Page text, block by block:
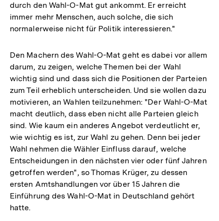
durch den Wahl-O-Mat gut ankommt. Er erreicht
immer mehr Menschen, auch solche, die sich
normalerweise nicht für Politik interessieren."
Den Machern des Wahl-O-Mat geht es dabei vor allem
darum, zu zeigen, welche Themen bei der Wahl
wichtig sind und dass sich die Positionen der Parteien
zum Teil erheblich unterscheiden. Und sie wollen dazu
motivieren, an Wahlen teilzunehmen: "Der Wahl-O-Mat
macht deutlich, dass eben nicht alle Parteien gleich
sind. Wie kaum ein anderes Angebot verdeutlicht er,
wie wichtig es ist, zur Wahl zu gehen. Denn bei jeder
Wahl nehmen die Wähler Einfluss darauf, welche
Entscheidungen in den nächsten vier oder fünf Jahren
getroffen werden", so Thomas Krüger, zu dessen
ersten Amtshandlungen vor über 15 Jahren die
Einführung des Wahl-O-Mat in Deutschland gehört
hatte.